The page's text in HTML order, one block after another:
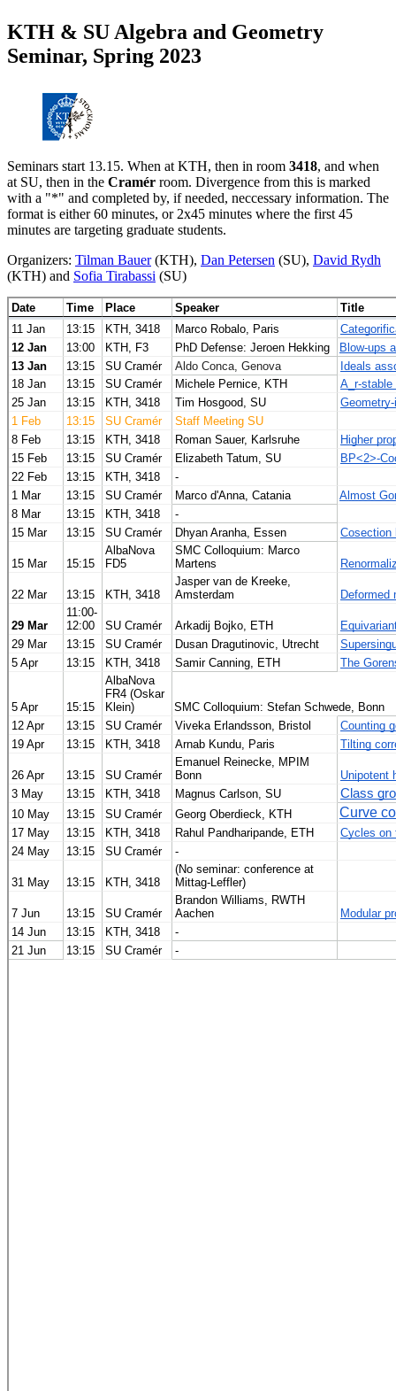
KTH & SU Algebra and Geometry
Seminar, Spring 2023
Seminars start 13.15. When at KTH, then in room 3418, and when
at SU, then in the Cramér room. Divergence from this is marked
with a "*" and completed by, if needed, neccessary information. The
format is either 60 minutes, or 2x45 minutes where the first 45
minutes are targeting graduate students.
Organizers: Tilman Bauer(KTH), Dan Petersen (SU), David Rydh
(KTH) and Sofia Tirabassi (SU)